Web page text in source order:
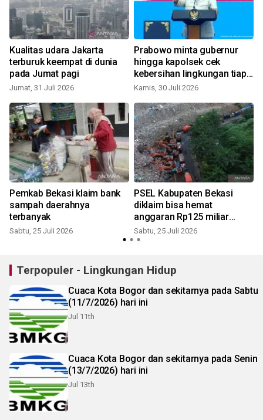
Kualitas udara Jakarta
terburuk keempat di dunia
pada Jumat pagi
Jumat, 31 Juli 2026
Prabowo minta gubernur
hingga kapolsek cek
kebersihan lingkungan tiap
hari
Kamis, 30 Juli 2026
Pemkab Bekasi klaim bank
sampah daerahnya
terbanyak
Sabtu, 25 Juli 2026
PSEL Kabupaten Bekasi
diklaim bisa hemat
anggaran Rp125 miliar
setahun
Sabtu, 25 Juli 2026
Terpopuler - Lingkungan Hidup
Cuaca Kota Bogor dan sekitarnya pada Sabtu
(11/7/2026) hari ini
Jul 11th
Cuaca Kota Bogor dan sekitarnya pada Senin
(13/7/2026) hari ini
Jul 13th